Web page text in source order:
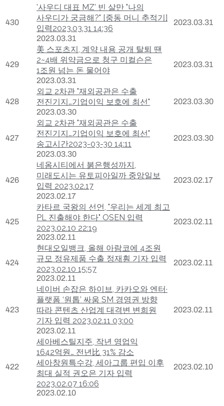
430
'사우디 대표 MZ' 빈 살만 "나의
사우디가 궁금해?" [중동 머니 추적기]
입력2023.03.31 14:36
2023.03.31
2023.03.31
429
美 스포츠지, 계약 내용 공개 탈퇴 땐
2~4배 위약금으로 청구 미컬슨은
1조원 넘는 돈 물어야
2023.03.31
2023.03.31
428
외교 2차관 "재외공관은 수출
전진기지…기업이익 보호에 최선"
2023.03.30
2023.03.30
427
외교 2차관 "재외공관은 수출
전진기지…기업이익 보호에 최선"
송고시간2023-03-30 14:11
2023.03.30
2023.03.30
426
네옴시티에서 붉은행성까지,
미래도시는 유토피아일까 중앙일보
입력 2023.02.17
2023.02.17
2023.02.17
425
카타르 국왕의 선언, "우리는 세계 최고
PL 진출해야 한다" OSEN 입력
2023.02.10 22:19
2023.02.11
2023.02.11
424
현대오일뱅크, 올해 아람코에 4조원
규모 정유제품 수출 정재훤 기자 입력
2023.02.10 15:57
2023.02.11
2023.02.11
423
네이버 손잡은 하이브, 카카오와 엔터·
플랫폼 ‘원톱’ 싸움 SM 경영권 방향
따라 콘텐츠 산업계 대격변 변희원
기자 입력 2023.02.11 03:00
2023.02.11
2023.02.11
422
세아베스틸지주, 작년 영업익
1642억원… 전년比 31% 감소
세아창원특수강, 세아그룹 편입 이후
최대 실적 권오은 기자 입력
2023.02.07 16:06
2023.02.10
2023.02.10